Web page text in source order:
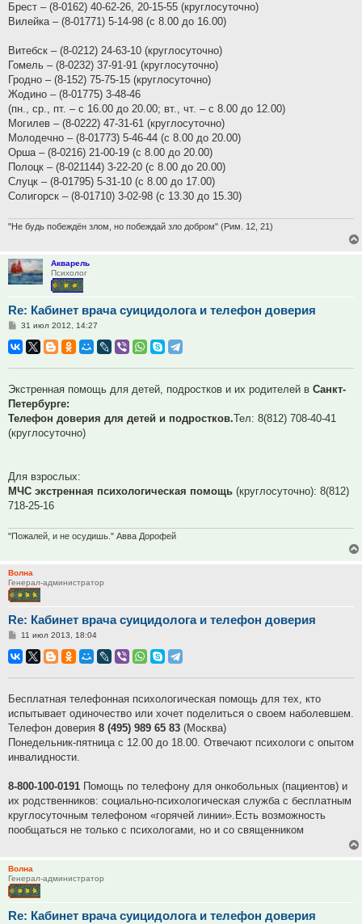
Брест – (8-0162) 40-62-26, 20-15-55 (круглосуточно)
Вилейка – (8-01771) 5-14-98 (с 8.00 до 16.00)
Витебск – (8-0212) 24-63-10 (круглосуточно)
Гомель – (8-0232) 37-91-91 (круглосуточно)
Гродно – (8-152) 75-75-15 (круглосуточно)
Жодино – (8-01775) 3-48-46
(пн., ср., пт. – с 16.00 до 20.00; вт., чт. – с 8.00 до 12.00)
Могилев – (8-0222) 47-31-61 (круглосуточно)
Молодечно – (8-01773) 5-46-44 (с 8.00 до 20.00)
Орша – (8-0216) 21-00-19 (с 8.00 до 20.00)
Полоцк – (8-021144) 3-22-20 (с 8.00 до 20.00)
Слуцк – (8-01795) 5-31-10 (с 8.00 до 17.00)
Солигорск – (8-01710) 3-02-98 (с 13.30 до 15.30)
"Не будь побеждён злом, но побеждай зло добром" (Рим. 12, 21)
Акварель
Психолог
Re: Кабинет врача суицидолога и телефон доверия
Сообщение
31 июл 2012, 14:27
Экстренная помощь для детей, подростков и их родителей в Санкт-
Петербурге:
Телефон доверия для детей и подростков.Тел: 8(812) 708-40-41
(круглосуточно)
Для взрослых:
МЧС экстренная психологическая помощь (круглосуточно): 8(812)
718-25-16
"Пожалей, и не осудишь." Авва Дорофей
Волна
Генерал-администратор
Re: Кабинет врача суицидолога и телефон доверия
Сообщение
11 июл 2013, 18:04
Бесплатная телефонная психологическая помощь для тех, кто
испытывает одиночество или хочет поделиться о своем наболевшем.
Телефон доверия 8 (495) 989 65 83 (Москва)
Понедельник-пятница с 12.00 до 18.00. Отвечают психологи с опытом
инвалидности.
8-800-100-0191 Помощь по телефону для онкобольных (пациентов) и
их родственников: социально-психологическая служба с бесплатным
круглосуточным телефоном «горячей линии».Есть возможность
пообщаться не только с психологами, но и со священником
Волна
Генерал-администратор
Re: Кабинет врача суицидолога и телефон доверия